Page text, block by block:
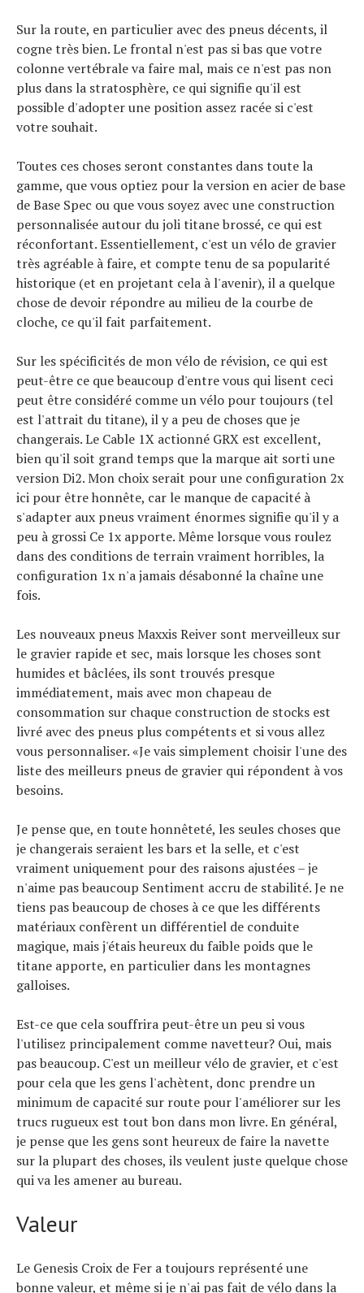
Sur la route, en particulier avec des pneus décents, il
cogne très bien. Le frontal n'est pas si bas que votre
colonne vertébrale va faire mal, mais ce n'est pas non
plus dans la stratosphère, ce qui signifie qu'il est
possible d'adopter une position assez racée si c'est
votre souhait.
Toutes ces choses seront constantes dans toute la
gamme, que vous optiez pour la version en acier de base
de Base Spec ou que vous soyez avec une construction
personnalisée autour du joli titane brossé, ce qui est
réconfortant. Essentiellement, c'est un vélo de gravier
très agréable à faire, et compte tenu de sa popularité
historique (et en projetant cela à l'avenir), il a quelque
chose de devoir répondre au milieu de la courbe de
cloche, ce qu'il fait parfaitement.
Sur les spécificités de mon vélo de révision, ce qui est
peut-être ce que beaucoup d'entre vous qui lisent ceci
peut être considéré comme un vélo pour toujours (tel
est l'attrait du titane), il y a peu de choses que je
changerais. Le Cable 1X actionné GRX est excellent,
bien qu'il soit grand temps que la marque ait sorti une
version Di2. Mon choix serait pour une configuration 2x
ici pour être honnête, car le manque de capacité à
s'adapter aux pneus vraiment énormes signifie qu'il y a
peu à grossi Ce 1x apporte. Même lorsque vous roulez
dans des conditions de terrain vraiment horribles, la
configuration 1x n'a jamais désabonné la chaîne une
fois.
Les nouveaux pneus Maxxis Reiver sont merveilleux sur
le gravier rapide et sec, mais lorsque les choses sont
humides et bâclées, ils sont trouvés presque
immédiatement, mais avec mon chapeau de
consommation sur chaque construction de stocks est
livré avec des pneus plus compétents et si vous allez
vous personnaliser. «Je vais simplement choisir l'une des
liste des meilleurs pneus de gravier qui répondent à vos
besoins.
Je pense que, en toute honnêteté, les seules choses que
je changerais seraient les bars et la selle, et c'est
vraiment uniquement pour des raisons ajustées – je
n'aime pas beaucoup Sentiment accru de stabilité. Je ne
tiens pas beaucoup de choses à ce que les différents
matériaux confèrent un différentiel de conduite
magique, mais j'étais heureux du faible poids que le
titane apporte, en particulier dans les montagnes
galloises.
Est-ce que cela souffrira peut-être un peu si vous
l'utilisez principalement comme navetteur? Oui, mais
pas beaucoup. C'est un meilleur vélo de gravier, et c'est
pour cela que les gens l'achètent, donc prendre un
minimum de capacité sur route pour l'améliorer sur les
trucs rugueux est tout bon dans mon livre. En général,
je pense que les gens sont heureux de faire la navette
sur la plupart des choses, ils veulent juste quelque chose
qui va les amener au bureau.
Valeur
Le Genesis Croix de Fer a toujours représenté une
bonne valeur, et même si je n'ai pas fait de vélo dans la